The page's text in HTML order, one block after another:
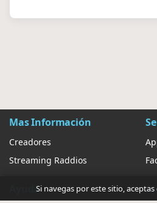
Mas Información
Creadores
Streaming Raddios
AyudaSi navegas por este sitio,